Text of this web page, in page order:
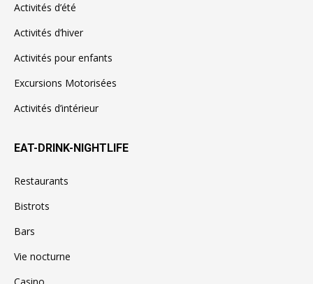
Activités d’été
Activités d’hiver
Activités pour enfants
Excursions Motorisées
Activités d’intérieur
EAT-DRINK-NIGHTLIFE
Restaurants
Bistrots
Bars
Vie nocturne